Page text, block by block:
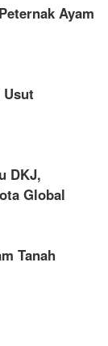
Ayam
Usut
DKJ,
Global
Tanah